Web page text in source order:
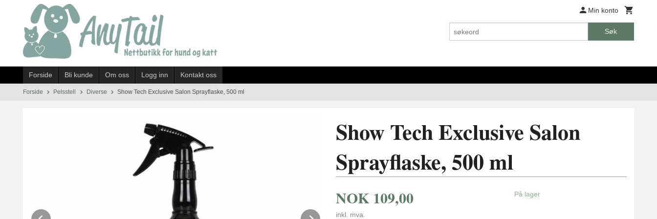
innholdet
Min konto
Søk
Forside Bli kunde Om oss Logg inn Kontakt oss
Forside Pelsstell Diverse Show Tech Exclusive Salon Sprayflaske, 500 ml
Show Tech Exclusive Salon
Sprayflaske, 500 ml
NOK 109,00
inkl. mva.
På lager